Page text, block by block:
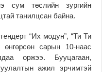
сум төслийн зургийн
танилцсан байна.
“Их модун”, “Ти Ти
сарын 10-наас
оржээ. Бууцагаан,
ажил эрчимтэй